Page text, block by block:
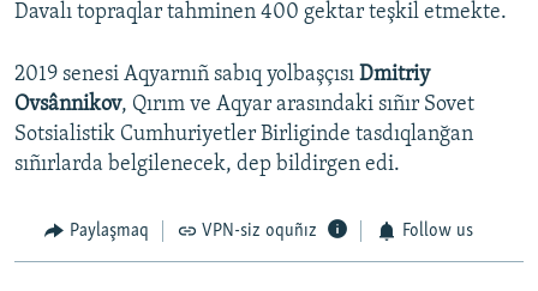
Davalı topraqlar tahminen 400 gektar teşkil etmekte.
2019 senesi Aqyarnıñ sabıq yolbaşçısı Dmitriy
Ovsânnikov, Qırım ve Aqyar arasındaki sıñır Sovet
Sotsialistik Cumhuriyetler Birliginde tasdıqlanğan
sıñırlarda belgilenecek, dep bildirgen edi.
Paylaşmaq VPN-siz oquñız Follow us